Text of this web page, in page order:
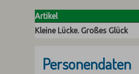
Artikel
Kleine Lücke. Großes Glück
Personendaten